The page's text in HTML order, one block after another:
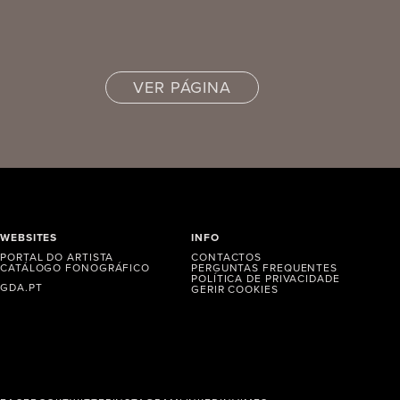
VER PÁGINA
WEBSITES
PORTAL DO ARTISTA
CATÁLOGO FONOGRÁFICO
GDA.PT
INFO
CONTACTOS
PERGUNTAS FREQUENTES
POLÍTICA DE PRIVACIDADE
GERIR COOKIES